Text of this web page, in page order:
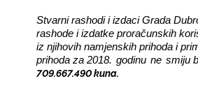
Stvarni rashodi i izdaci Grada
rashode i izdatke proračunskih
iz njihovih namjenskih prihoda i
prihoda za 2018. godinu ne smiju
709.667.490 kuna.